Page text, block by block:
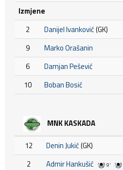
Izmjene
2
Danijel Ivanković(GK)
9
Marko Orašanin
6
Damjan Pešević
10
Boban Bosić
MNK KASKADA
12 Denin Jukić(GK)
2
Admir Hankušić 9'